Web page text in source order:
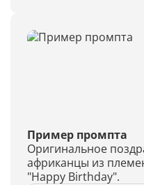
Пример промпта
Оригинальное
африканцы из
"Happy Birthday".